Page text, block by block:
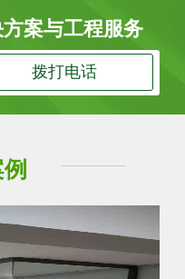
案与工程服务
拨打电话